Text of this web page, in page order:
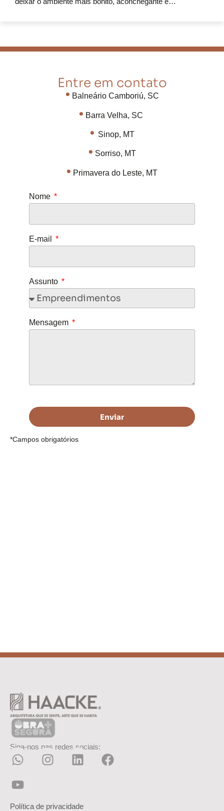
Entre em contato
• Balneário Camboriú, SC
• Barra Velha, SC
• Sinop, MT
• Sorriso, MT
• Primavera do Leste, MT
Nome
E-mail
Assunto
Mensagem
Enviar
*Campos obrigatórios
Siga-nos nas redes sociais:
Política de privacidade